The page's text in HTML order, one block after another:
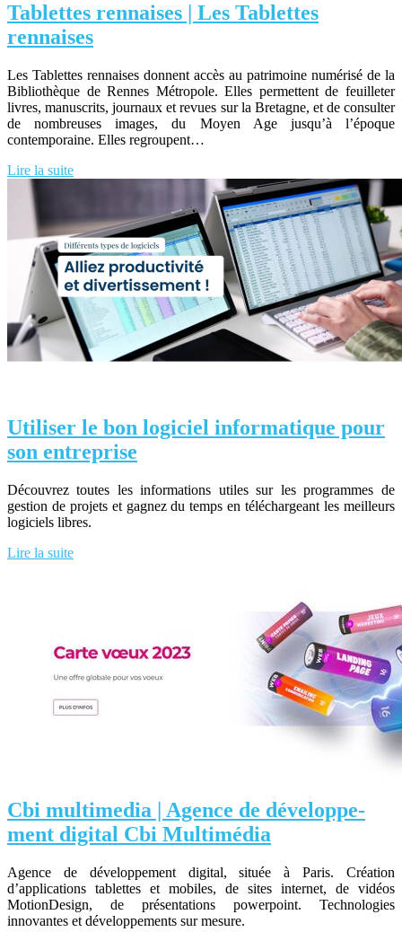
Tablettes rennaises | Les Tablettes
rennaises
Les Tablettes rennaises donnent accès au patrimoine numérisé de la
Bibliothèque de Rennes Métropole. Elles permettent de feuilleter
livres, manuscrits, journaux et revues sur la Bretagne, et de consulter
de nombreuses images, du Moyen Age jusqu’à l’époque
contemporaine. Elles regroupent…
Lire la suite
Utiliser le bon logiciel informatique pour
son entreprise
Découvrez toutes les informations utiles sur les programmes de
gestion de projets et gagnez du temps en téléchargeant les meilleurs
logiciels libres.
Lire la suite
Cbi multimedia | Agence de dévelop­pe­
ment digital Cbi Multimédia
Agence de développement digital, située à Paris. Création
d’applications tablettes et mobiles, de sites internet, de vidéos
MotionDesign, de présentations powerpoint. Technologies
innovantes et développements sur mesure.